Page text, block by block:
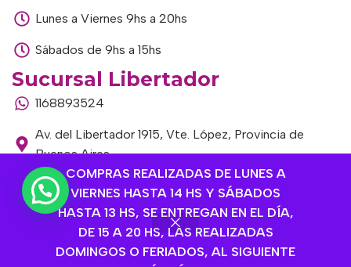
COMPRAS REALIZADAS DE LUNES A
VIERNES HASTA 14 HS Y SÁBADOS
HASTA 13 HS, SE ENTREGAN EN EL DÍA,
DE 15 A 20 HS, LAS REALIZADAS
DOMINGOS O FERIADOS, AL SIGUIENTE
Lunes a Viernes 9hs a 20hs
Sábados de 9hs a 15hs
Sucursal Libertador
1168893524
Av. del Libertador 1915, Vte. López, Provincia de
Buenos Aires
Lunes a Viernes de 9hs a 13hs / 16hs a 20hs
Sábados de 9hs a 15hs